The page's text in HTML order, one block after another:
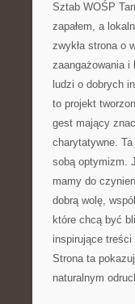
Sztab WOŚP
zapałem, a
zwykła strona o
zaangażowania i
ludzi o dobrych
to projekt
gest mający
charytatywne.
sobą optymizm.
mamy do
dobrą wolę,
które chcą być
inspirujące
Strona ta
naturalnym